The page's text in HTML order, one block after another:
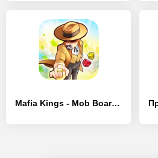
Mafia Kings - Mob Board Game - [MOD Бесконечные деньги]